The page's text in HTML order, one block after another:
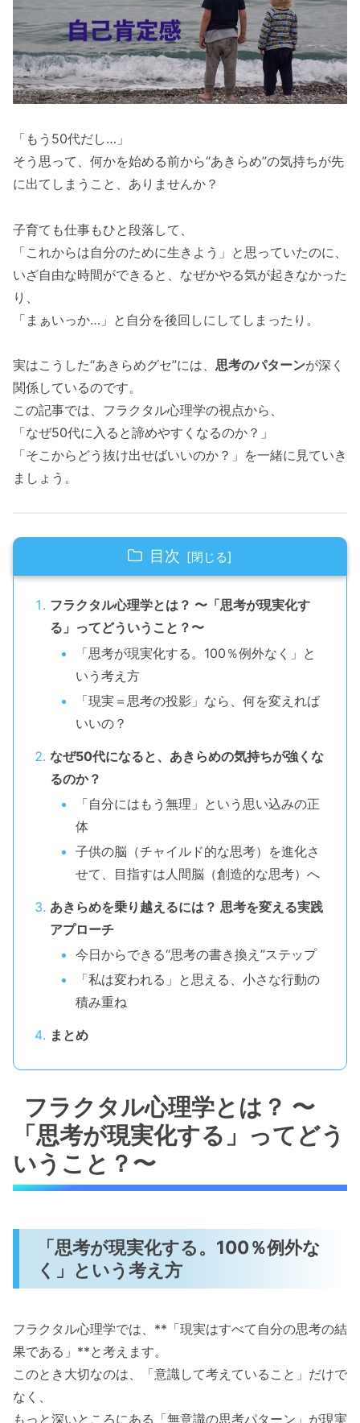
「もう50代だし…」
そう思って、何かを始める前から“あきらめ”の気持ちが先
に出てしまうこと、ありませんか？
子育ても仕事もひと段落して、
「これからは自分のために生きよう」と思っていたのに、
いざ自由な時間ができると、なぜかやる気が起きなかった
り、
「まぁいっか…」と自分を後回しにしてしまったり。
実はこうした“あきらめグセ”には、 思考のパターンが深く
関係しているのです。
この記事では、フラクタル心理学の視点から、
「なぜ50代に入ると諦めやすくなるのか？」
「そこからどう抜け出せばいいのか？」を一緒に見ていき
ましょう。
目次
フラクタル心理学とは？ 〜「思考が現実化す
る」ってどういうこと？〜
「思考が現実化する。100％例外なく」と
いう考え方
「現実＝思考の投影」なら、何を変えれば
いいの？
なぜ50代になると、あきらめの気持ちが強くな
るのか？
「自分にはもう無理」という思い込みの正
体
子供の脳（チャイルド的な思考）を進化さ
せて、目指すは人間脳（創造的な思考）へ
あきらめを乗り越えるには？ 思考を変える実践
アプローチ
今日からできる“思考の書き換え”ステップ
「私は変われる」と思える、小さな行動の
積み重ね
まとめ
フラクタル心理学とは？ 〜
「思考が現実化する」ってどう
いうこと？〜
「思考が現実化する。100％例外な
く」という考え方
フラクタル心理学では、**「現実はすべて自分の思考の結
果である」**と考えます。
このとき大切なのは、「意識して考えていること」だけで
なく、
もっと深いところにある「無意識の思考パターン」が現実